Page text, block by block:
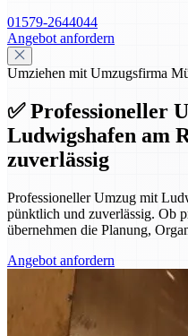
01579-2644044
Angebot anfordern
Umziehen mit Umzugsfirma
✅ Professioneller
Ludwigshafen am
zuverlässig
Professioneller Umzug mit
pünktlich und zuverlässig. Ob
übernehmen die Planung,
Angebot anfordern